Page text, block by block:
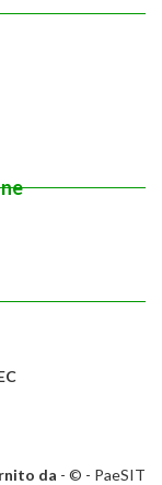
da - © - PaeSIT